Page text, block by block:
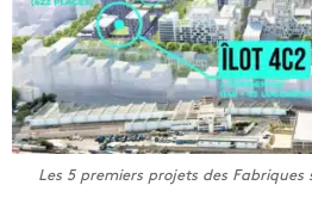
Les 5 premiers projets des